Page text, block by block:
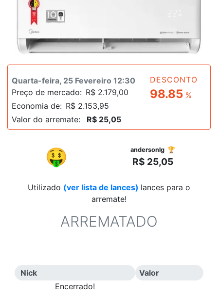
Quarta-feira, 25 Fevereiro 12:30
Preço de mercado: R$ 2.179,00
Economia de: R$ 2.153,95
Valor do arremate:
R$ 25,05
DESCONTO
98.85 %
🤑 andersonlg 🏆
R$ 25,05
Utilizado (ver lista de lances) lances para o
arremate!
ARREMATADO
Nick
Valor
Encerrado!